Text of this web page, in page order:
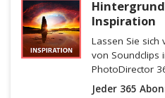
Inspiration
Lassen Sie
von Soundclips
PhotoDirector
Jeder 365